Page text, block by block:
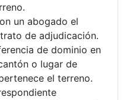
un abogado el
de adjudicación.
de dominio en
o lugar de
el terreno.